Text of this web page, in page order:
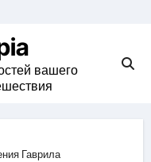
вашего
Гаврила